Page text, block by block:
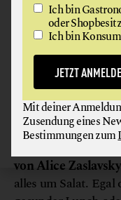
© DK Verlag/
ÜBER DAS
DAY”
80 Rezepte für
von Alice
alles um Salat.
Ich bin
oder
Ich bin
JETZT
Mit deiner
Zusendung eines
Bestimmungen zum